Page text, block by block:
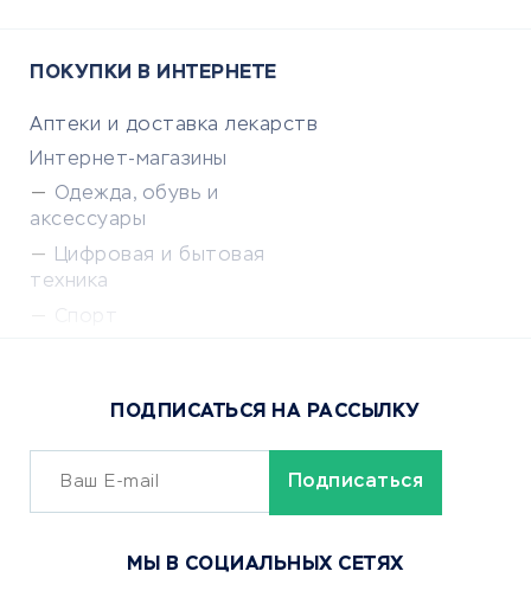
ПОКУПКИ В ИНТЕРНЕТЕ
Аптеки и доставка лекарств
Интернет-магазины
Одежда, обувь и
аксессуары
Цифровая и бытовая
техника
Сервисы доставки
ОБУЧЕНИЕ И РАБОТА
ПОДПИСАТЬСЯ НА РАССЫЛКУ
МЫ В СОЦИАЛЬНЫХ СЕТЯХ